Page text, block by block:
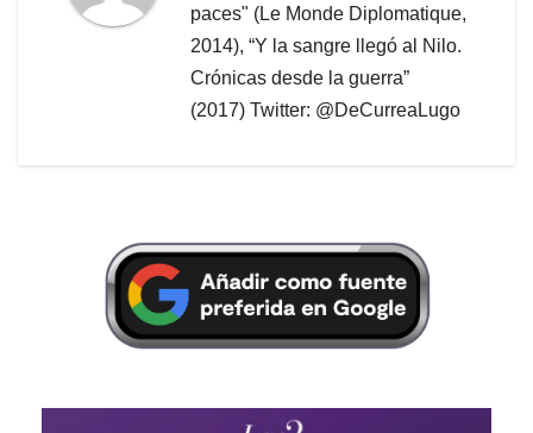
paces" (Le Monde Diplomatique,
2014), “Y la sangre llegó al Nilo.
Crónicas desde la guerra”
(2017) Twitter: @DeCurreaLugo